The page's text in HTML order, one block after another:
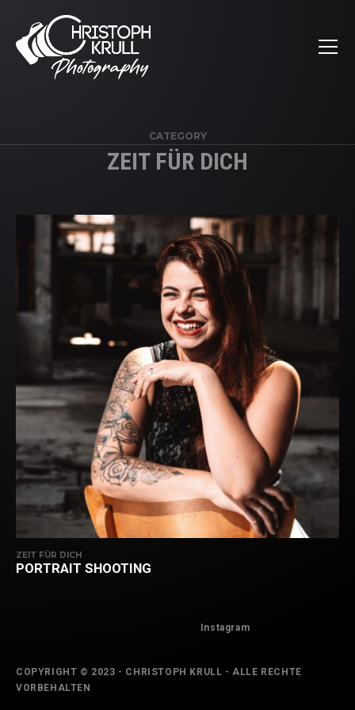
CATEGORY
ZEIT FÜR DICH
ZEIT FÜR DICH
PORTRAIT SHOOTING
Instagram
COPYRIGHT © 2023 - CHRISTOPH KRULL - ALLE RECHTE
VORBEHALTEN